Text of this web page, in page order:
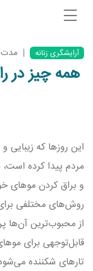
آرایشگری زنانه | مدت
همه چیز در
این روزها که
مردم پیدا کرده است،
و براق کردن موهای
روش‌های مختلفی
از محبوب‌ترین آن‌ها
قابل‌توجهی برای
تارهای شکننده